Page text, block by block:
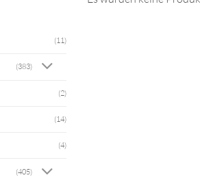
(11)
(383)
(2)
(14)
(4)
(405)